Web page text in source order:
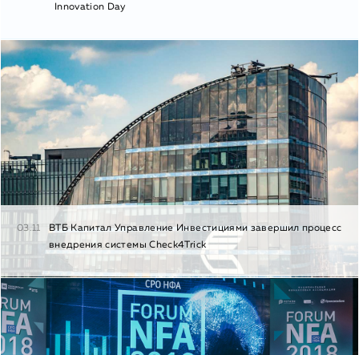
Innovation Day
03.11
ВТБ Капитал Управление Инвестициями завершил процесс
внедрения системы Check4Trick